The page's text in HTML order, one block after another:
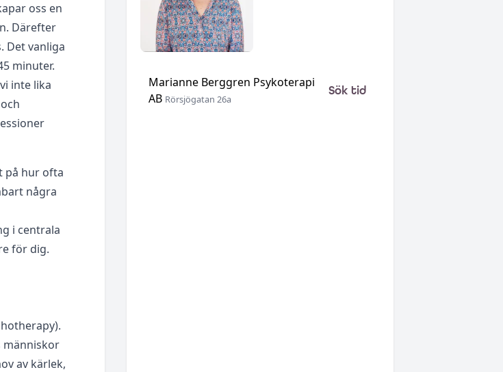
oss en
Därefter
Det vanliga
minuter.
inte lika
på hur ofta
några
i centrala
för dig.
människor
av kärlek,
Marianne Berggren Psykoterapi
AB Rörsjögatan 26a
Sök tid